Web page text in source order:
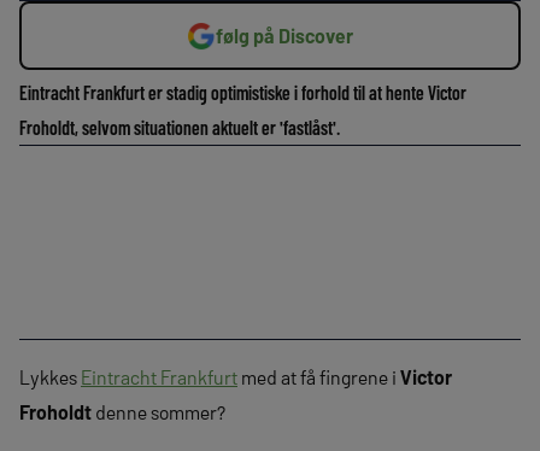
følg på Discover
Eintracht Frankfurt er stadig optimistiske i forhold til at hente Victor
Froholdt, selvom situationen aktuelt er 'fastlåst'.
Lykkes Eintracht Frankfurt med at få fingrene i Victor
Froholdt denne sommer?